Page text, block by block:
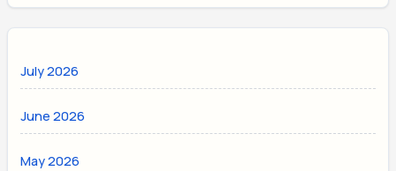
July 2026
June 2026
May 2026